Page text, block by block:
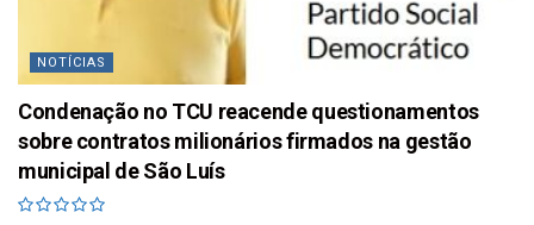
NOTÍCIAS
Condenação no TCU reacende questionamentos
sobre contratos milionários firmados na gestão
municipal de São Luís